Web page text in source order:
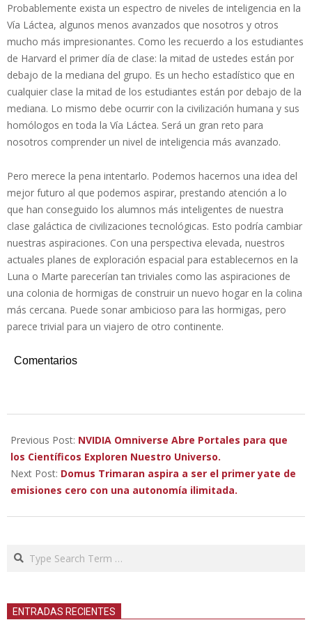
Probablemente exista un espectro de niveles de inteligencia en la
Vía Láctea, algunos menos avanzados que nosotros y otros
mucho más impresionantes. Como les recuerdo a los estudiantes
de Harvard el primer día de clase: la mitad de ustedes están por
debajo de la mediana del grupo. Es un hecho estadístico que en
cualquier clase la mitad de los estudiantes están por debajo de la
mediana. Lo mismo debe ocurrir con la civilización humana y sus
homólogos en toda la Vía Láctea. Será un gran reto para
nosotros comprender un nivel de inteligencia más avanzado.
Pero merece la pena intentarlo. Podemos hacernos una idea del
mejor futuro al que podemos aspirar, prestando atención a lo
que han conseguido los alumnos más inteligentes de nuestra
clase galáctica de civilizaciones tecnológicas. Esto podría cambiar
nuestras aspiraciones. Con una perspectiva elevada, nuestros
actuales planes de exploración espacial para establecernos en la
Luna o Marte parecerían tan triviales como las aspiraciones de
una colonia de hormigas de construir un nuevo hogar en la colina
más cercana. Puede sonar ambicioso para las hormigas, pero
parece trivial para un viajero de otro continente.
Comentarios
11-
18
Previous Post: NVIDIA Omniverse Abre Portales para que
los Científicos Exploren Nuestro Universo.
Next Post: Domus Trimaran aspira a ser el primer yate de
emisiones cero con una autonomía ilimitada.
Search
ENTRADAS RECIENTES